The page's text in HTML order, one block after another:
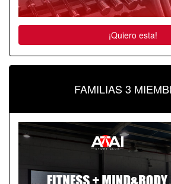
¡Quiero esta!
FAMILIAS 3